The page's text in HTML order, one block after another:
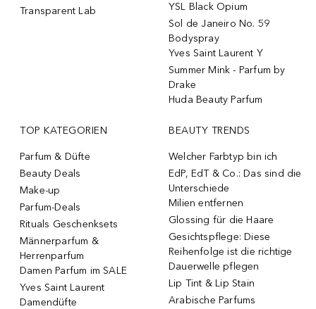
Transparent Lab
YSL Black Opium
Sol de Janeiro No. 59
Bodyspray
Yves Saint Laurent Y
Summer Mink - Parfum by
Drake
Huda Beauty Parfum
TOP KATEGORIEN
Parfum & Düfte
Beauty Deals
Make-up
Parfum-Deals
Rituals Geschenksets
Männerparfum &
Herrenparfum
Damen Parfum im SALE
Yves Saint Laurent
Damendüfte
BEAUTY TRENDS
Welcher Farbtyp bin ich
EdP, EdT & Co.: Das sind die
Unterschiede
Milien entfernen
Glossing für die Haare
Gesichtspflege: Diese
Reihenfolge ist die richtige
Dauerwelle pflegen
Lip Tint & Lip Stain
Arabische Parfums